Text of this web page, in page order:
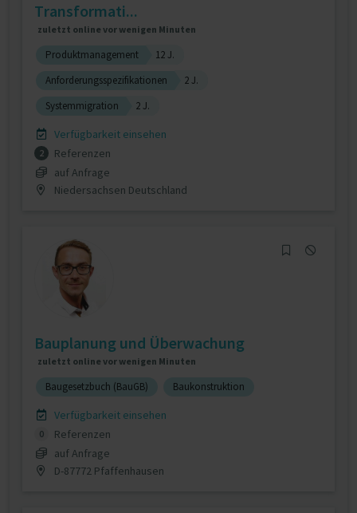
Transformati...
zuletzt online vor wenigen Minuten
Produktmanagement
12 J.
Anforderungsspezifikationen
2 J.
Systemmigration
2 J.
Verfügbarkeit einsehen
2
Referenzen
auf Anfrage
Niedersachsen Deutschland
Bauplanung und Überwachung
zuletzt online vor wenigen Minuten
Baugesetzbuch (BauGB) Baukonstruktion
Verfügbarkeit einsehen
0
Referenzen
auf Anfrage
D-87772 Pfaffenhausen